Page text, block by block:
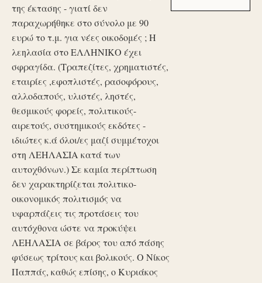
της έκτασης - γιατί δεν
παραχωρήθηκε στο σύνολο με 90
ευρώ το τ.μ. για νέες οικοδομές ; Η
λεηλασία στο ΕΛΛΗΝΙΚΟ έχει
σφραγίδα. (Τραπεζίτες, χρηματιστές,
εταιρίες ,εφοπλιστές, ρασοφόρους,
αλλοδαπούς, υλιστές, ληστές,
θεσμικούς φορείς, πολιτικούς-
αιρετούς, συστημικούς εκδότες -
ιδιώτες κ.ά όλοι/ες μαζί συμμέτοχοι
στη ΛΕΗΛΑΣΙΑ κατά των
αυτοχθόνων.) Σε καμία περίπτωση
δεν χαρακτηρίζεται πολιτικο-
οικονομικός πολιτισμός να
υφαρπάζεις τις προτάσεις του
αυτόχθονα ώστε να προκύψει
ΛΕΗΛΑΣΙΑ σε βάρος του από πάσης
φύσεως τρίτους και βολικούς. Ο Νίκος
Παππάς, καθώς επίσης, ο Κυριάκος